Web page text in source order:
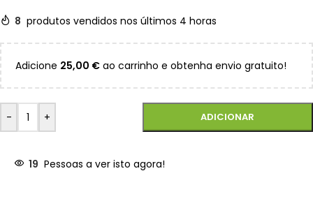
8 produtos vendidos nos últimos 4 horas
Adicione 25,00 € ao carrinho e obtenha envio gratuito!
- + ADICIONAR
19 Pessoas a ver isto agora!